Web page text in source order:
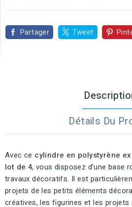
Partager Tweet
Détails Du
Avec ce cylindre en polystyrène
lot de 4, vous disposez d’une base
travaux décoratifs. Il est
projets de les petits éléments
créatives, les figurines et les projets